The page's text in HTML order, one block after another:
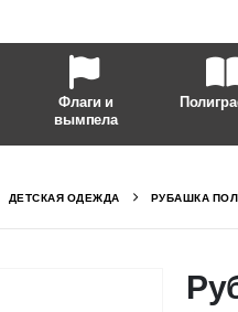
Флаги и
вымпела
ДЕТСКАЯ ОДЕЖДА РУБАШКА